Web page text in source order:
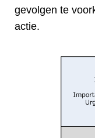
gevolgen te
actie.